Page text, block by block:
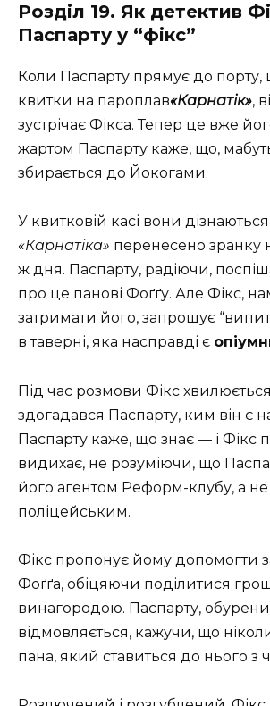
Розділ 19. Як детектив
Паспарту у “фікс”
Коли Паспарту прямує до
квитки на пароплав«Карнатік»,
зустрічає Фікса. Тепер це вже
жартом Паспарту каже, що,
збирається до Йокогами.
У квитковій касі вони
«Карнатіка» перенесено зранку
ж дня. Паспарту, радіючи,
про це панові Фоґґу. Але Фікс,
затримати його, запрошує
в таверні, яка насправді є
Під час розмови Фікс
здогадався Паспарту, ким він є
Паспарту каже, що знає — і Фікс
видихає, не розуміючи, що
його агентом Реформ-клубу, а не
поліцейським.
Фікс пропонує йому допомогти
Фоґґа, обіцяючи поділитися
винагородою. Паспарту,
відмовляється, кажучи, що
пана, який ставиться до нього з